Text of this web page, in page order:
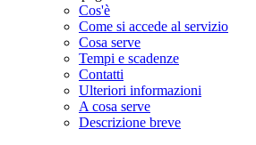
Cos'è
Come si accede al servizio
Cosa serve
Tempi e scadenze
Contatti
Ulteriori informazioni
A cosa serve
Descrizione breve